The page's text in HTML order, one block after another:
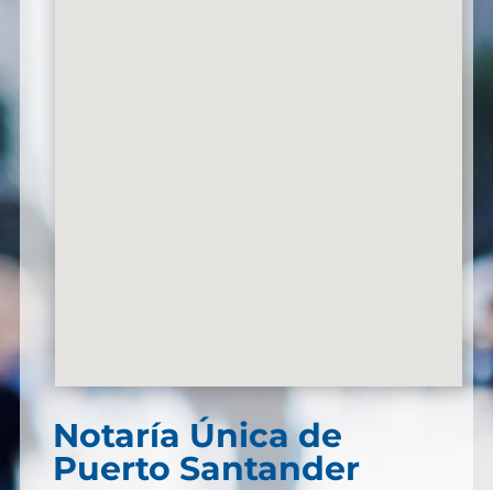
Notaría Única de
Puerto Santander